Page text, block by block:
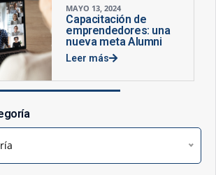
MAYO 13, 2024
Capacitación de
emprendedores: una
nueva meta Alumni
Leer más